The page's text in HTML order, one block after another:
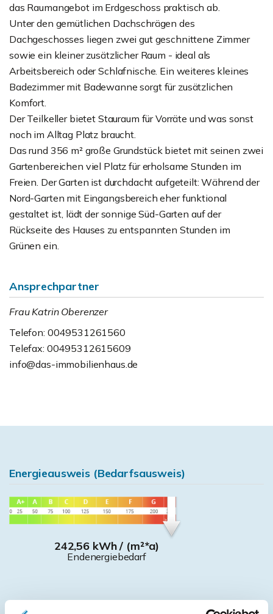
das Raumangebot im Erdgeschoss praktisch ab.
Unter den gemütlichen Dachschrägen des
Dachgeschosses liegen zwei gut geschnittene Zimmer
sowie ein kleiner zusätzlicher Raum - ideal als
Arbeitsbereich oder Schlafnische. Ein weiteres kleines
Badezimmer mit Badewanne sorgt für zusätzlichen
Komfort.
Der Teilkeller bietet Stauraum für Vorräte und was sonst
noch im Alltag Platz braucht.
Das rund 356 m² große Grundstück bietet mit seinen zwei
Gartenbereichen viel Platz für erholsame Stunden im
Freien. Der Garten ist durchdacht aufgeteilt: Während der
Nord-Garten mit Eingangsbereich eher funktional
gestaltet ist, lädt der sonnige Süd-Garten auf der
Rückseite des Hauses zu entspannten Stunden im
Grünen ein.
Ansprechpartner
Frau Katrin Oberenzer
Telefon: 0049531261560
Telefax: 00495312615609
info@das-immobilienhaus.de
Energieausweis (Bedarfsausweis)
242,56 kWh / (m²*a)
Endenergiebedarf